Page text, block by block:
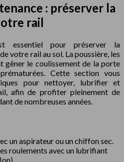
: préserver la
rail
essentiel pour préserver la
votre rail au sol. La poussière, les
gêner le coulissement de la porte
Cette section vous
pour nettoyer, lubrifier et
afin de profiter pleinement de
de nombreuses années.
un aspirateur ou un chiffon sec.
roulements avec un lubrifiant